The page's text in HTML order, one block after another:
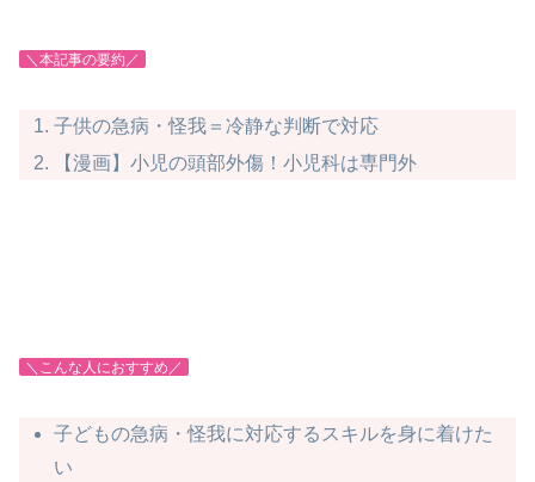
＼本記事の要約／
子供の急病・怪我＝冷静な判断で対応
【漫画】小児の頭部外傷！小児科は専門外
＼こんな人におすすめ／
子どもの急病・怪我に対応するスキルを身に着けた
い